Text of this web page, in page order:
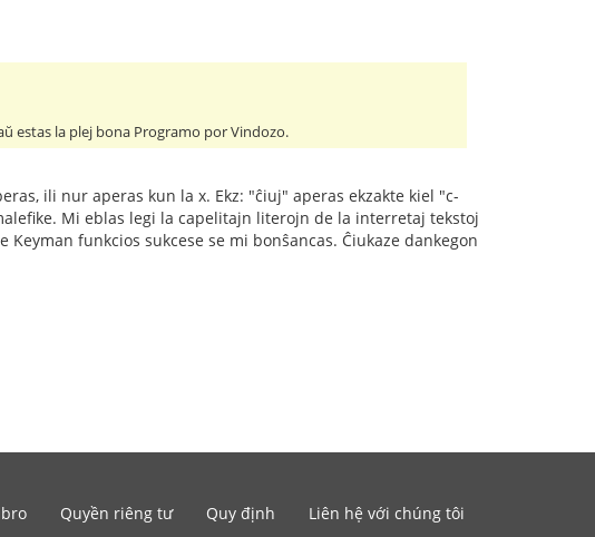
estas la plej bona Programo por Vindozo.
ili nur aperas kun la x. Ekz: "ĉiuj" aperas ekzakte kiel "c-
Mi eblas legi la capelitajn literojn de la interretaj tekstoj
funkcios sukcese se mi bonŝancas. Ĉiukaze dankegon
Quyền riêng tư Quy định Liên hệ với chúng tôi